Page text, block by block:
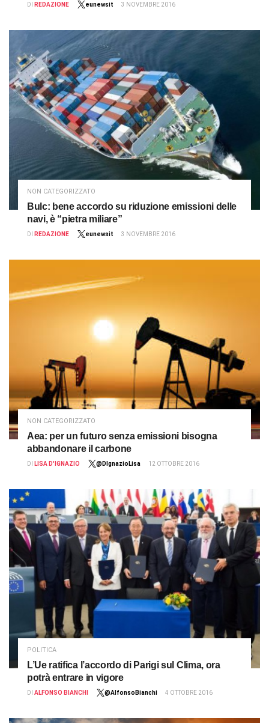
DI REDAZIONE eunewsit 3 NOVEMBRE 2016
NON CATEGORIZZATO
Bulc: bene accordo su riduzione emissioni delle
navi, è “pietra miliare”
DI REDAZIONE eunewsit 3 NOVEMBRE 2016
NON CATEGORIZZATO
Aea: per un futuro senza emissioni bisogna
abbandonare il carbone
DI LISA D'IGNAZIO @DIgnazioLisa 12 OTTOBRE 2016
POLITICA
L’Ue ratifica l’accordo di Parigi sul Clima, ora
potrà entrare in vigore
DI ALFONSO BIANCHI @AlfonsoBianchi 4 OTTOBRE 2016